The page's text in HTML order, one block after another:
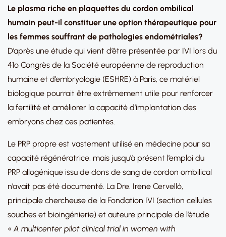
Le plasma riche en plaquettes du cordon ombilical
humain peut-il constituer une option thérapeutique pour
les femmes souffrant de pathologies endométriales?
D’après une étude qui vient d’être présentée par IVI lors du
41º Congrès de la Société européenne de reproduction
humaine et d’embryologie (ESHRE) à Paris, ce matériel
biologique pourrait être extrêmement utile pour renforcer
la fertilité et améliorer la capacité d’implantation des
embryons chez ces patientes.
Le PRP propre est vastement utilisé en médecine pour sa
capacité régénératrice, mais jusqu’à présent l’emploi du
PRP allogénique issu de dons de sang de cordon ombilical
n’avait pas été documenté. La Dre. Irene Cervelló,
principale chercheuse de la Fondation IVI (section cellules
souches et bioingénierie) et auteure principale de l’étude
« A multicenter pilot clinical trial in women with